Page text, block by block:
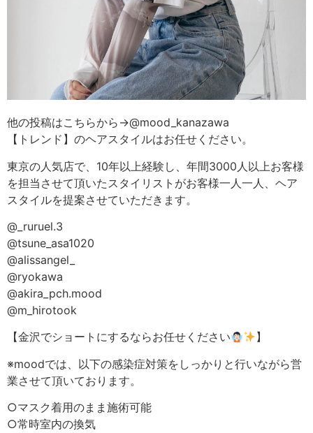
他の投稿はこちらから→@mood_kanazawa
【トレンド】のヘアスタイルはお任せください。
東京の人気店で、10年以上経験し、年間3000人以上お客様
を担当させて頂いたスタイリストがお客様一人一人、ヘア
スタイルを提案させていただきます。
@_ruruel.3
@tsune_asa1020
@alissangel_
@ryokawa
@akira_pch.mood
@m_hirotook
【金沢でショートにするならお任せください
】
※moodでは、以下の感染症対策をしっかりと行いながら営
業させて頂いております。
○マスク着用のまま施術可能
○常時室内の換気